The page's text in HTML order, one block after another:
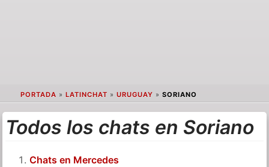
PORTADA » LATINCHAT » URUGUAY » SORIANO
Todos los chats en Soriano
Chats en Mercedes